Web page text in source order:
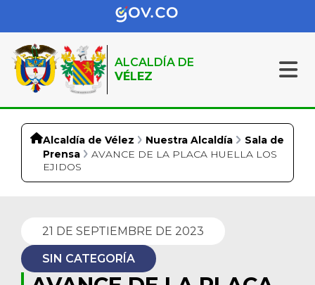
ALCALDÍA DE
VÉLEZ
Alcaldía de Vélez Nuestra Alcaldía
Sala de
Prensa
AVANCE DE LA PLACA HUELLA LOS
EJIDOS
21 DE SEPTIEMBRE DE 2023
SIN CATEGORÍA